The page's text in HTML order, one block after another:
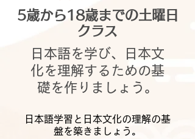
5歳から18歳までの土曜日
クラス
日本語を学び、日本文
化を理解するための基
礎を作りましょう。
日本語学習と日本文化の理解の基
盤を築きましょう。